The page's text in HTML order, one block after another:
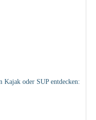
Kajak oder SUP entdecken: